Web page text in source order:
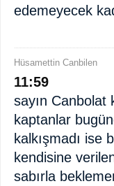
edemeyecek
Hüsamettin Canbilen
11:59
sayın Canbolat
kaptanlar
kalkışmadı ise
kendisine
sabırla